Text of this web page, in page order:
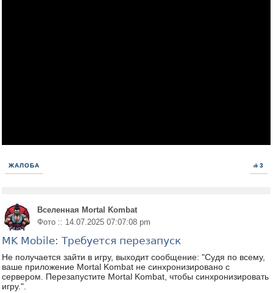
ЖАЛОБА 3
Вселенная Mortal Kombat
Фото :: 14.07.2025 07:07:08 pm
MK Mobile: Требуется перезапуск
Не получается зайти в игру, выходит сообщение: "Судя по всему,
ваше приложение Mortal Kombat не синхронизировано с
сервером. Перезапустите Mortal Kombat, чтобы синхронизировать
игру.".